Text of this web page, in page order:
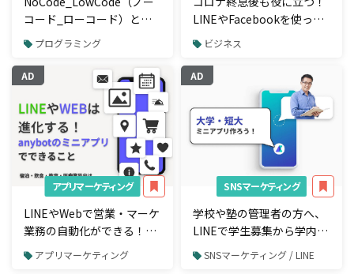
コード_ローコード）と
は？アプリ開発事例2選
プログラミング
LINEやFacebookを使って
すぐに始められるオンライ
界の具体的な活用事例で紹
介
ビジネス
AD
アプリマーケティング
LINEやWebで営業・マーケ
業務の自動化ができる！ミ
ニアプリの活用事例まとめ
（随時更新）
アプリマーケティング
AD
SNSマーケティング
学校や塾の管理者の方へ、
LINEで学生募集から学内の
業務自動化まで実現する方
法を公開！
SNSマーケティング / LINE